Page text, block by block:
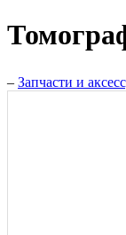
– Запчасти и